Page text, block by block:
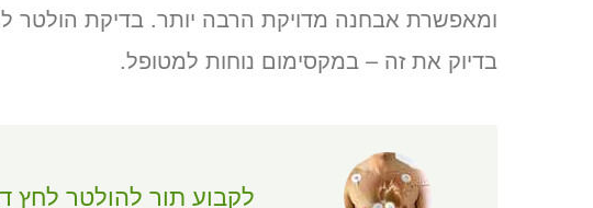
ומאפשרת אבחנה מדויקת הרבה יותר. בדיקת
בדיוק את זה – במקסימום נוחות למטופל.
לקבוע תור להולטר לחץ